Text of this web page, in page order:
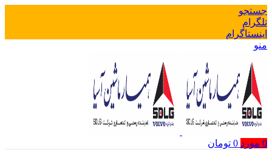
جستجو
تلگرام
اینستاگرام
منو
0 مورد 0 تومان